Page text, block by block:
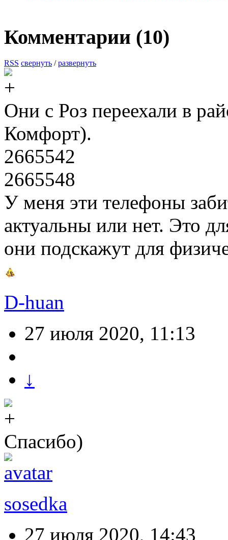
Комментарии (10)
RSS свернуть /развернуть
Они с Роз переехали в
Комфорт).
2665542
2665548
У меня эти телефоны
актуальны или нет. Это
они подскажут для
D-huan
27 июля 2020, 11:13
↓
Спасибо)
sosedka
27 июля 2020, 14:43